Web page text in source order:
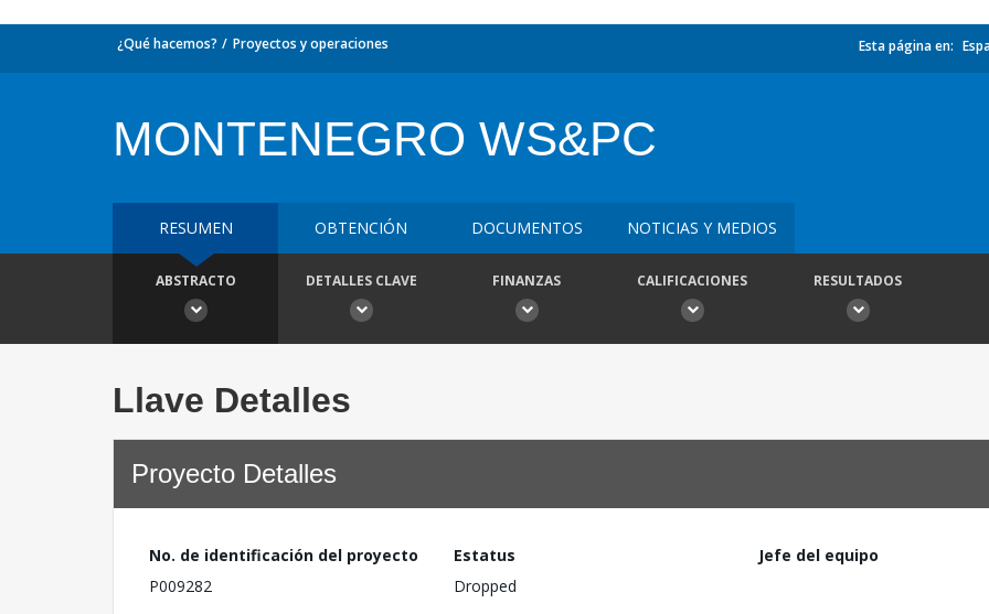
¿Qué hacemos? Proyectos y operaciones Esta página en:
MONTENEGRO WS&PC
RESUMEN OBTENCIÓN DOCUMENTOS NOTICIAS Y MEDIOS
ABSTRACTO DETALLES CLAVE FINANZAS CALIFICACIONES RESULTADOS
Llave Detalles
Proyecto Detalles
No. de identificación del proyecto
P009282
Estatus
Dropped
Jefe del equipo